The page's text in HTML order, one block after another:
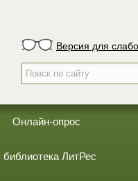
Версия для
Онлайн-опрос
ЛитРес